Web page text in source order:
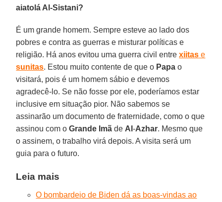
aiatolá Al-Sistani?
É um grande homem. Sempre esteve ao lado dos
pobres e contra as guerras e misturar políticas e
religião. Há anos evitou uma guerra civil entrexiitas e
sunitas. Estou muito contente de que o Papa o
visitará, pois é um homem sábio e devemos
agradecê-lo. Se não fosse por ele, poderíamos estar
inclusive em situação pior. Não sabemos se
assinarão um documento de fraternidade, como o que
assinou com oGrande Imã de Al-Azhar. Mesmo que
o assinem, o trabalho virá depois. A visita será um
guia para o futuro.
Leia mais
O bombardeio de Biden dá as boas-vindas ao